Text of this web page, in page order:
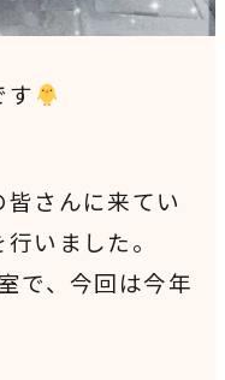
す
さんに来てい
いました。
で、今回は今年